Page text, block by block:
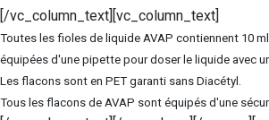
[/vc_column_text][vc_column_text]
Toutes les fioles de liquide AVAP contiennent 10
équipées d'une pipette pour doser le liquide avec
Les flacons sont en PET garanti sans Diacétyl.
Tous les flacons de AVAP sont équipés d'une